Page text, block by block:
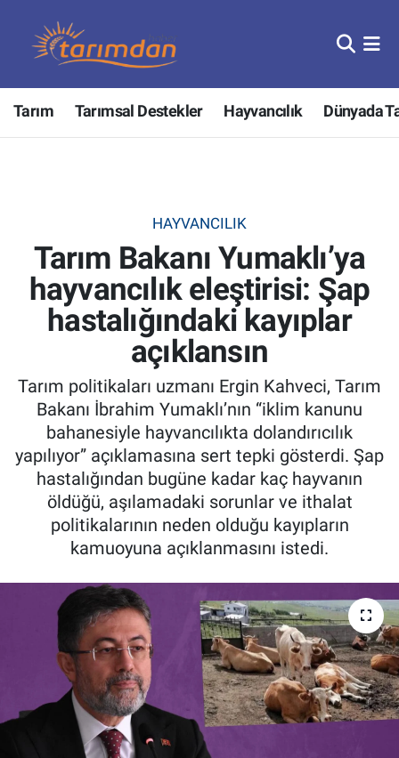
Tarım Tarımsal Destekler Hayvancılık Dünyada
HAYVANCILIK
Tarım Bakanı Yumaklı’ya
hayvancılık eleştirisi: Şap
hastalığındaki kayıplar
açıklansın
Tarım politikaları uzmanı Ergin Kahveci, Tarım
Bakanı İbrahim Yumaklı’nın “iklim kanunu
bahanesiyle hayvancılıkta dolandırıcılık
yapılıyor” açıklamasına sert tepki gösterdi. Şap
hastalığından bugüne kadar kaç hayvanın
öldüğü, aşılamadaki sorunlar ve ithalat
politikalarının neden olduğu kayıpların
kamuoyuna açıklanmasını istedi.
Tarım
Hayvancılık
Tarımsal Destekler
Tarım Bakanlığı
Tarım Kredi Kooperatifleri
Pankobirlik
Et fiyatları
Tarım Bilgisi
Dünyada Tarım
Üretici Birlikleri
Şeker ve Şekerli Mamüller
Tahıllar ve Baklagiller
Nöbetçi Eczaneler
Hava Durumu
Tüm Manşetler
Son Dakika Haberleri